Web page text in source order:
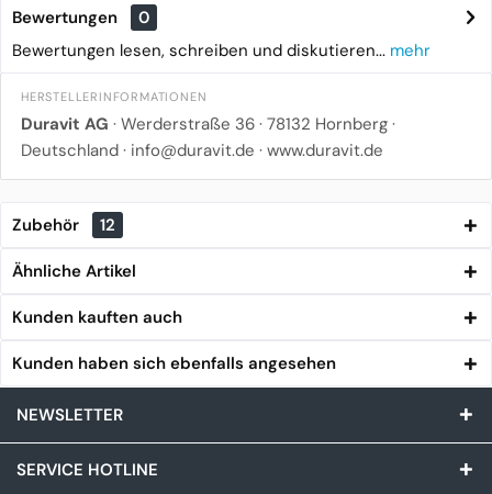
Bewertungen
0
Bewertungen lesen, schreiben und diskutieren... mehr
HERSTELLERINFORMATIONEN
Duravit AG · Werderstraße 36 · 78132 Hornberg ·
Deutschland · info@duravit.de · www.duravit.de
Zubehör 12
Ähnliche Artikel
Kunden kauften auch
Kunden haben sich ebenfalls angesehen
NEWSLETTER
SERVICE HOTLINE